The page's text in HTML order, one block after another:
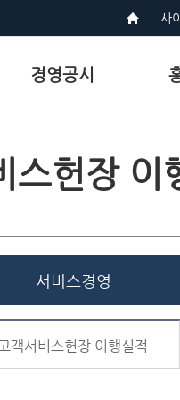
사
경영공시
스헌장 이
서비스경영
고객서비스헌장 이행실적